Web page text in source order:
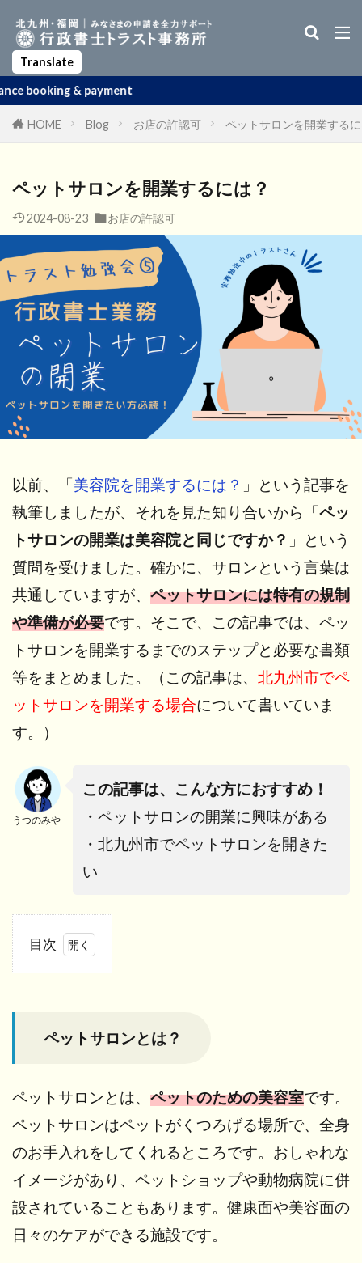
Translate
HOME Blog お店の許認可 ペットサロンを開業する
ペットサロンを開業するには？
2024-08-23 お店の許認可
以前、「美容院を開業するには？ 」という記事を
執筆しましたが、それを見た知り合いから「ペッ
トサロンの開業は美容院と同じですか？ 」という
質問を受けました。確かに、サロンという言葉は
共通していますが、 ペットサロンには特有の規制
や準備が必要です。そこで、この記事では、ペッ
トサロンを開業するまでのステップと必要な書類
等をまとめました。（この記事は、 北九州市でペ
ットサロンを開業する場合について書いていま
す。）
うつのみや
この記事は、こんな方におすすめ！
・ペットサロンの開業に興味がある
・北九州市でペットサロンを開きた
い
目次
ペッ
トサ
ロン
の業
2
ペッ
トサ
ペットサロンとは？
ペットサロンとは、 ペットのための美容室です。
ペットサロンはペットがくつろげる場所で、全身
のお手入れをしてくれるところです。おしゃれな
イメージがあり、ペットショップや動物病院に併
設されていることもあります。健康面や美容面の
日々のケアができる施設です。
Spouse Visa Apostille